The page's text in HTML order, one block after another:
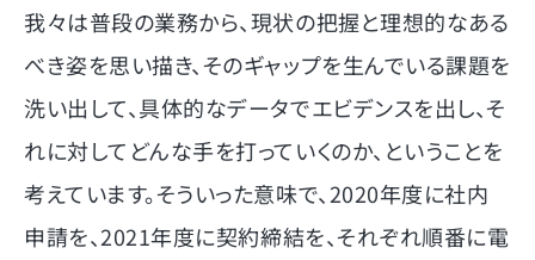
我々は普段の業務から、現状の把握と理想的なある
べき姿を思い描き、そのギャップを生んでいる課題を
洗い出して、具体的なデータでエビデンスを出し、そ
れに対してどんな手を打っていくのか、ということを
考えています。そういった意味で、2020年度に社内
申請を、2021年度に契約締結を、それぞれ順番に電